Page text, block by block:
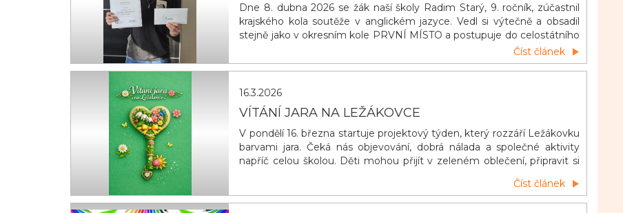
Dne 8. dubna 2026 se žák naší školy Radim Starý, 9. ročník, zúčastnil
krajského kola soutěže v anglickém jazyce. Vedl si výtečně a obsadil
stejně jako v okresním kole PRVNÍ MÍSTO a postupuje do celostátního
kola v Praze. Patří mu veliké díky s přáním dalších úspěchů.Číst článek
16.3.2026
VÍTÁNÍ JARA NA LEŽÁKOVCE
V pondělí 16. března startuje projektový týden, který rozzáří Ležákovku
barvami jara. Čeká nás objevování, dobrá nálada a společné aktivity
napříč celou školou. Děti mohou přijít v zeleném oblečení, připravit si
symbolický jarní klíč, který se objeví na dveřích učebny. Není to
obyčejn&yacu
Číst článek